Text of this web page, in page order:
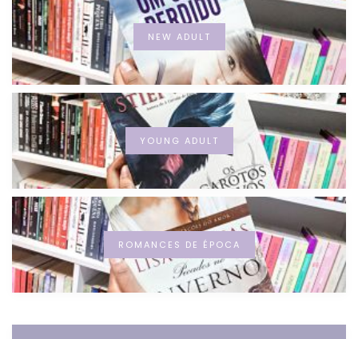
NEW ADULT
YOUNG ADULT
ROMANCES DE ÉPOCA